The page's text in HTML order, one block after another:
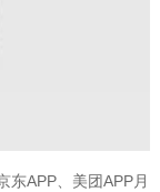
APP、美团APP月